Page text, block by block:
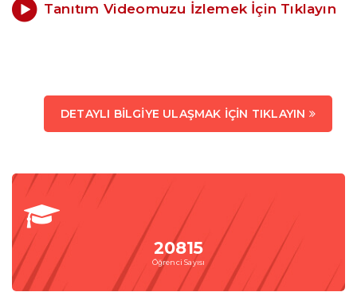
Tanıtım Videomuzu İzlemek İçin Tıklayın
DETAYLI BILGIYE ULAŞMAK İÇIN TIKLAYIN
20815
Öğrenci Sayısı